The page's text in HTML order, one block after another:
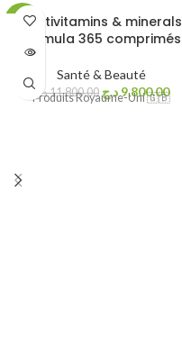
-17%
ÉPUISÉ
multivitamins & minerals
formula 365 comprimés
Santé & Beauté
11,800.00د.ج 9,800.00 د.ج
Produits Royaume-Uni 🇬🇧